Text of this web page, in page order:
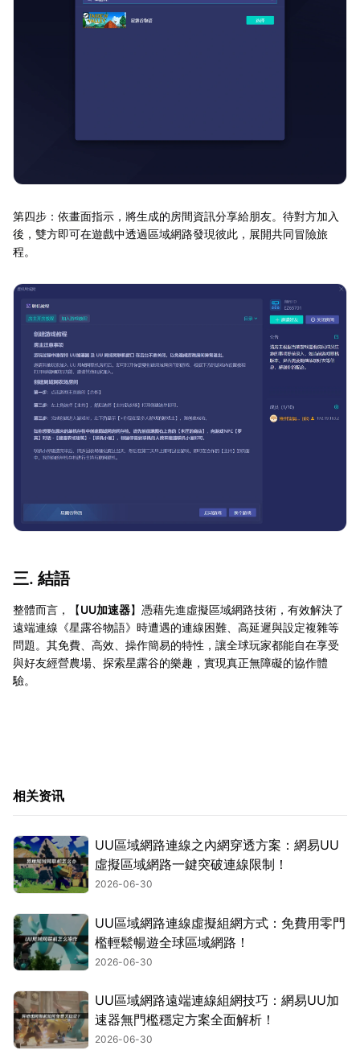
第四步：依畫面指示，將生成的房間資訊分享給朋友。待對方加入
後，雙方即可在遊戲中透過區域網路發現彼此，展開共同冒險旅
程。
三. 結語
整體而言，【UU加速器】憑藉先進虛擬區域網路技術，有效解決了
遠端連線《星露谷物語》時遭遇的連線困難、高延遲與設定複雜等
問題。其免費、高效、操作簡易的特性，讓全球玩家都能自在享受
與好友經營農場、探索星露谷的樂趣，實現真正無障礙的協作體
驗。
相关资讯
UU區域網路連線之內網穿透方案：網易UU
虛擬區域網路一鍵突破連線限制！
2026-06-30
UU區域網路連線虛擬組網方式：免費用零門
檻輕鬆暢遊全球區域網路！
2026-06-30
UU區域網路遠端連線組網技巧：網易UU加
速器無門檻穩定方案全面解析！
2026-06-30